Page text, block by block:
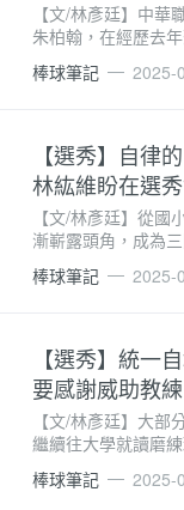
【文/林彥廷】中
朱柏翰，在經歷去
至讓自己的均速從
戰職業的殿堂。(朱
棒球筆記 2025-
【選秀】自律
林紘維盼在選
【文/林彥廷】從
漸嶄露頭角，成為
秀，其實「報名選
望能證明自己�
棒球筆記 2025-
【選秀】統一
要感謝威助教練
【文/林彥廷】大
繼續往大學就讀磨
從成德高中畢業後
此段經歷，黃�
棒球筆記 2025-